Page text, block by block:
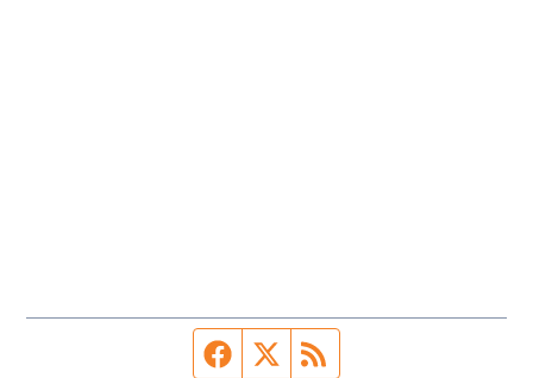
Página de Facebook
Fuente Twitter